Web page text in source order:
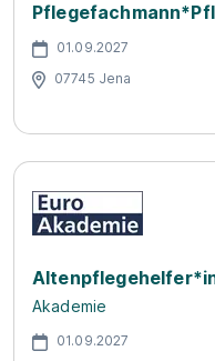
01.09.2027
07745 Jena
Akademie
01.09.2027